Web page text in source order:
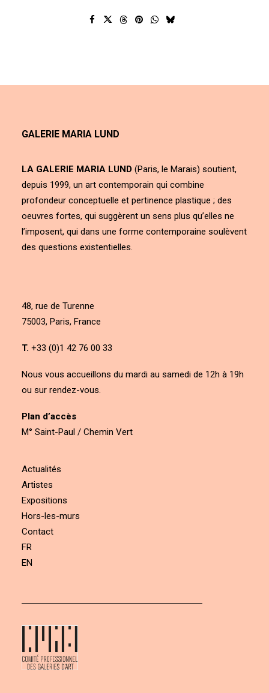
GALERIE MARIA LUND
LA GALERIE MARIA LUND (Paris, le Marais) soutient,
depuis 1999, un art contemporain qui combine
profondeur conceptuelle et pertinence plastique ; des
oeuvres fortes, qui suggèrent un sens plus qu’elles ne
l’imposent, qui dans une forme contemporaine soulèvent
des questions existentielles.
48, rue de Turenne
75003, Paris, France
T. +33 (0)1 42 76 00 33
Nous vous accueillons du mardi au samedi de 12h à 19h
ou sur rendez-vous.
Plan d’accès
M° Saint-Paul / Chemin Vert
Actualités
Artistes
Expositions
Hors-les-murs
Contact
FR
EN